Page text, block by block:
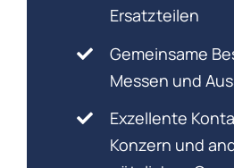
Ersatzteilen
Gemeinsame
Messen und
Exzellente
Konzern und